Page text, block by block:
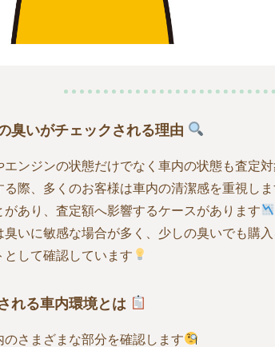
臭いがチェックされる理由
ンジンの状態だけでなく車内の状態も査定
る際、多くのお客様は車内の清潔感を重視しま
あり、査定額へ影響するケースがあります
いに敏感な場合が多く、少しの臭いでも購
して確認しています
れる車内環境とは
さまざまな部分を確認します